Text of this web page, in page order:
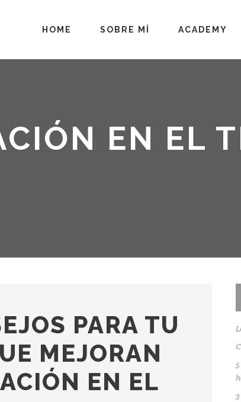
HOME SOBRE MÍ ACADEMY
EN EL
PARA TU
MEJORAN
EN EL